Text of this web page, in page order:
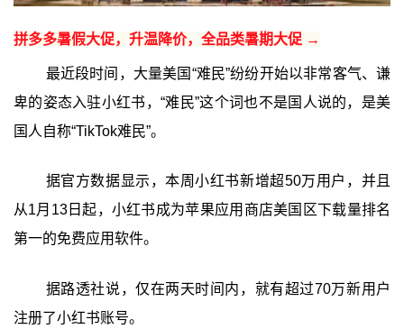
拼多多暑假大促，升温降价，全品类暑期大促 →
最近段时间，大量美国“难民”纷纷开始以非常客气、谦
卑的姿态入驻小红书，“难民”这个词也不是国人说的，是美
国人自称“TikTok难民”。
据官方数据显示，本周小红书新增超50万用户，并且
从1月13日起，小红书成为苹果应用商店美国区下载量排名
第一的免费应用软件。
据路透社说，仅在两天时间内，就有超过70万新用户
注册了小红书账号。